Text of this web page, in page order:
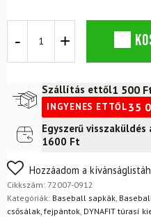
Trail
sapka
fekete/rózsaszín
mennyiség
Szállítás ettől1 500
INGYENES ETTŐL35
Futár a címre2 400
FoxPost
Egyszerű
1600 Ft
Nem biztos a választásában?
egyszerűen visszaküldheti
Mik a visszaküldés
Hozzáadom a
Cikkszám: 72007-0912
Kategóriák: Baseball sapkák
csősálak, fejpántok DYNAFIT túrasí